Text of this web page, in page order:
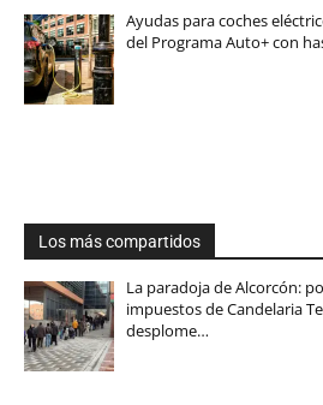
Ayudas para coches
del Programa Auto+ con
Los más compartidos
La paradoja de Alcorcón:
impuestos de Candelaria
desplome…